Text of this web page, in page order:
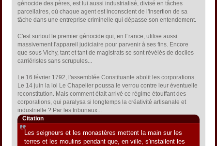
génocide des pères, est lui aussi industrialisé, divisé en tâches
parcellaires, où chaque agent est inconscient de l'insertion de sa
tâche dans une entreprise criminelle qui dépasse son entendement.
C'est surtout le premier génocide qui, en France, utilise aussi
massivement l'appareil judiciaire pour parvenir à ses fins. Encore
que sous Vichy, tant et tant de magistrats se sont révélés de dociles
carriéristes sans scrupules...
Le 16 février 1792, l'assemblée Constituante abolit les corporations.
Le 14 juin la loi Le Chapelier poussa le verrou contre leur éventuelle
reconstitution. Mais comment était arrivé ce régime étouffant des
corporations, qui paralysa si longtemps la créativité artisanale et
industrielle ? Par les tribunaux...
Citation
Les seigneurs et les monastères mettent la main sur les
terres et les moulins pendant que, en ville, s'installent les